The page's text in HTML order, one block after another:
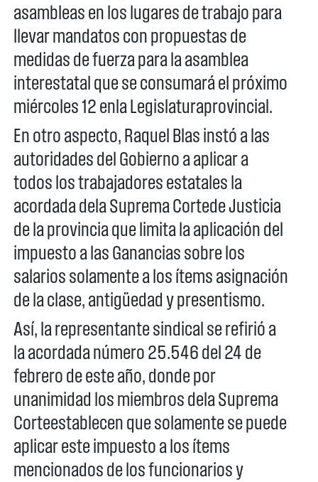
asambleas en los lugares de trabajo para
llevar mandatos con propuestas de
medidas de fuerza para la asamblea
interestatal que se consumará el próximo
miércoles 12 enla Legislaturaprovincial.
En otro aspecto, Raquel Blas instó a las
autoridades del Gobierno a aplicar a
todos los trabajadores estatales la
acordada dela Suprema Cortede Justicia
de la provincia que limita la aplicación del
impuesto a las Ganancias sobre los
salarios solamente a los ítems asignación
de la clase, antigüedad y presentismo.
Así, la representante sindical se refirió a
la acordada número 25.546 del 24 de
febrero de este año, donde por
unanimidad los miembros dela Suprema
Corteestablecen que solamente se puede
aplicar este impuesto a los ítems
mencionados de los funcionarios y